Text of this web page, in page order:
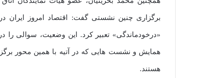
برگزاری چنین نشستی گفت: اقتصاد امروز ایران
«درخودماندگی» تعبیر کرد. این وضعیت، سوالی
همایش و نشست هایی که در آتیه با همین محور
هستند.